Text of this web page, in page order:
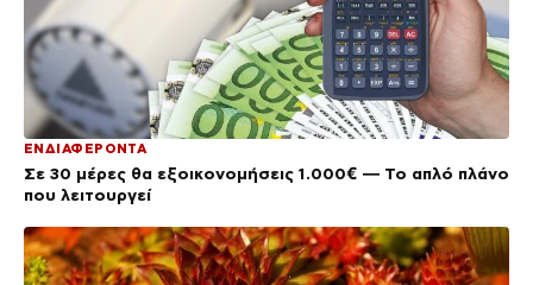
ΕΝΔΙΑΦΕΡΟΝΤΑ
Σε 30 μέρες θα εξοικονομήσεις 1.000€ — Το απλό πλάνο
που λειτουργεί